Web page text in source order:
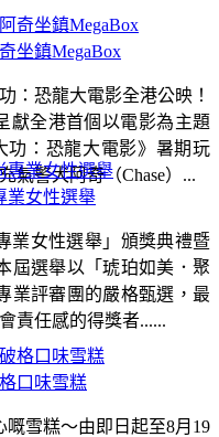
坐鎮MegaBox
：恐龍大電影全港公映！
獻全港首個以電影為主題
功：恐龍大電影》暑期玩
氣警犬阿奇（Chase）...
口味雪糕
雪糕～由即日起至8月19
業女性選舉
業女性選舉」頒獎典禮暨
屆選舉以「琥珀如美．聚
業評審團的嚴格甄選，最
責任感的得獎者......